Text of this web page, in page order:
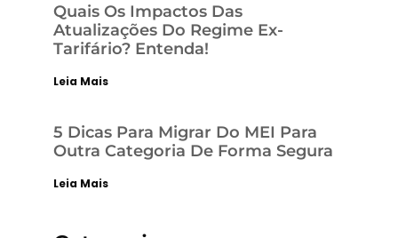
Quais Os Impactos Das
Atualizações Do Regime Ex-
Tarifário? Entenda!
Leia Mais
5 Dicas Para Migrar Do MEI Para
Outra Categoria De Forma Segura
Leia Mais